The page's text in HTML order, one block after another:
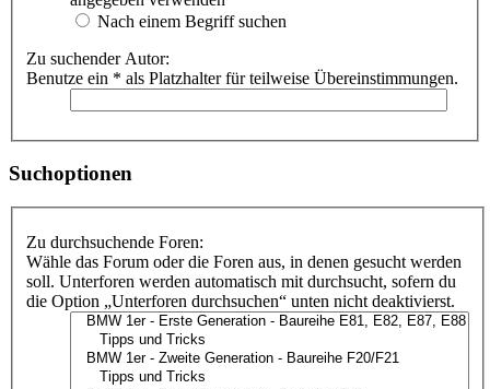
Nach einem Begriff suchen
Zu suchender Autor:
Benutze ein * als Platzhalter für teilweise Übereinstimmungen.
Suchoptionen
Zu durchsuchende Foren:
Wähle das Forum oder die Foren aus, in denen gesucht werden
soll. Unterforen werden automatisch mit durchsucht, sofern du
die Option „Unterforen durchsuchen“ unten nicht deaktivierst.